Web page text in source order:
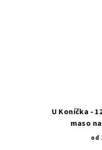
U Koníčka -
maso
od